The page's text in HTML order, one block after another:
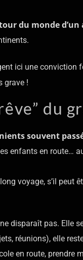
du monde d’un
ici une conviction
grave !
du
souvent
enfants en route…
voyage, s’il peut
disparaît pas. Elle
réunions), elle
en route, prendre